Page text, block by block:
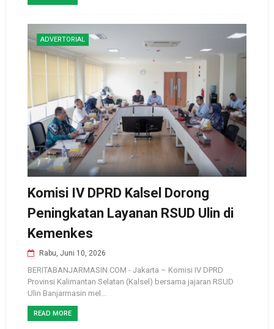
ADVERTORIAL
Komisi IV DPRD Kalsel Dorong
Peningkatan Layanan RSUD Ulin di
Kemenkes
Rabu, Juni 10, 2026
BERITABANJARMASIN.COM - Jakarta – Komisi IV DPRD
Provinsi Kalimantan Selatan (Kalsel) bersama jajaran RSUD
Ulin Banjarmasin mel...
READ MORE